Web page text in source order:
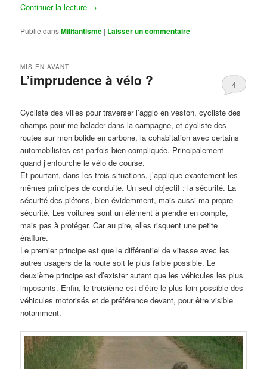
Continuer la lecture →
Publié dansMilitantisme | Laisser un commentaire
L’imprudence à vélo ?
MIS EN AVANT
4
Cycliste des villes pour traverser l’agglo en veston, cycliste des
champs pour me balader dans la campagne, et cycliste des
routes sur mon bolide en carbone, la cohabitation avec certains
automobilistes est parfois bien compliquée. Principalement
quand j’enfourche le vélo de course.
Et pourtant, dans les trois situations, j’applique exactement les
mêmes principes de conduite. Un seul objectif : la sécurité. La
sécurité des piétons, bien évidemment, mais aussi ma propre
sécurité. Les voitures sont un élément à prendre en compte,
mais pas à protéger. Car au pire, elles risquent une petite
éraflure.
Le premier principe est que le différentiel de vitesse avec les
autres usagers de la route soit le plus faible possible. Le
deuxième principe est d’exister autant que les véhicules les plus
imposants. Enfin, le troisième est d’être le plus loin possible des
véhicules motorisés et de préférence devant, pour être visible
notamment.